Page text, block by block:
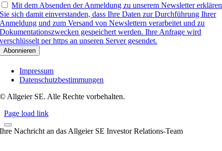
Mit dem Absenden der Anmeldung zu unserem Newsletter erklären
Sie sich damit einverstanden, dass Ihre Daten zur Durchführung Ihrer
Anmeldung und zum Versand von Newslettern verarbeitet und zu
Dokumentationszwecken gespeichert werden. Ihre Anfrage wird
verschlüsselt per https an unseren Server gesendet.
Impressum
Datenschutzbestimmungen
© Allgeier SE. Alle Rechte vorbehalten.
Page load link
Ihre Nachricht an das Allgeier SE Investor Relations-Team